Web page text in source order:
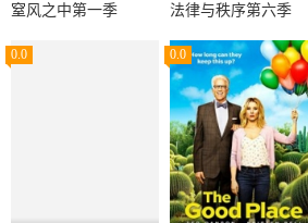
窒风之中第一季 法律与秩序第六季
0.0 0.0